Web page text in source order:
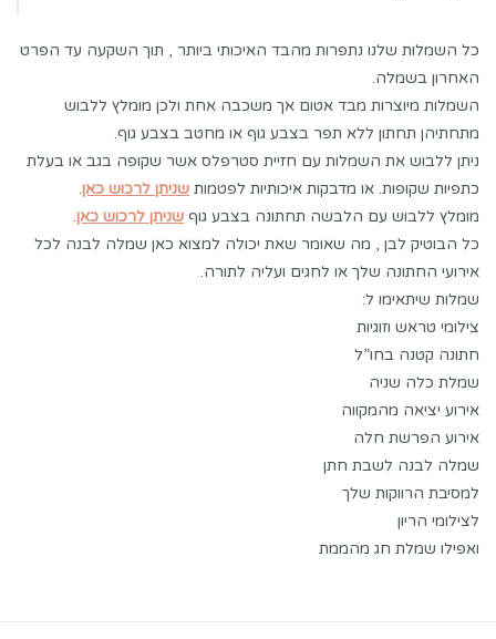
כל השמלות שלנו נתפרות מהבד האיכותי ביותר , תוך השקעה עד הפרט
האחרון בשמלה.
השמלות מיוצרות מבד אטום אך משכבה אחת ולכן מומלץ ללבוש
מתחתיהן תחתון ללא תפר בצבע גוף או מחטב בצבע גוף.
ניתן ללבוש את השמלות עם חזיית סטרפלס אשר שקופה בגב או בעלת
כתפיות שקופות. או מדבקות איכותיות לפטמות שניתן לרכוש כאן.
מומלץ ללבוש עם הלבשה תחתונה בצבע גוף שניתן לרכוש כאן.
כל הבוטיק לבן , מה שאומר שאת יכולה למצוא כאן שמלה לבנה לכל
אירועי החתונה שלך או לחגים ועליה לתורה.
שמלות שיתאימו ל:
צילומי טראש וזוגיות
חתונה קטנה בחו”ל
שמלת כלה שניה
אירוע יציאה מהמקווה
אירוע הפרשת חלה
שמלה לבנה לשבת חתן
למסיבת הרווקות שלך
לצילומי הריון
ואפילו שמלת חג מהממת